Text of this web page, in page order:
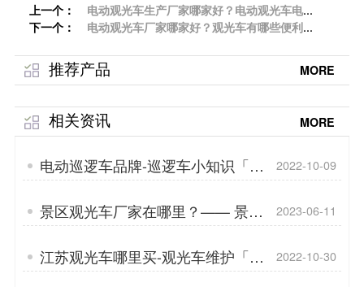
上一个：
电动观光车生产厂家哪家好？电动观光车电机
怎么保养？「专菱」
下一个：
电动观光车厂家哪家好？观光车有哪些便利
推荐产品 MORE
相关资讯 MORE
电动巡逻车品牌-巡逻车小知识「专
菱」
2022-10-09
景区观光车厂家在哪里？—— 景区
观光车爬坡能力如何？「专菱」
2023-06-11
江苏观光车哪里买-观光车维护「专
菱」
2022-10-30